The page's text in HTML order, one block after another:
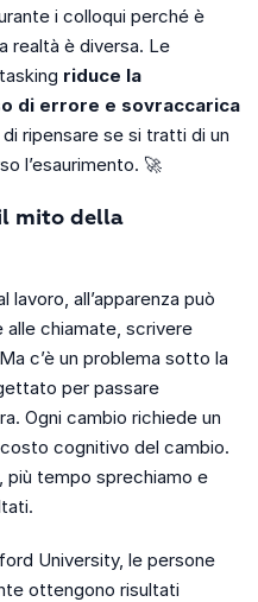
i colloqui perché è
realtà è diversa. Le
riduce la
di errore e sovraccarica
ripensare se si tratti di un
l’esaurimento. 🚀
mito della
all’apparenza può
chiamate, scrivere
c’è un problema sotto la
per passare
Ogni cambio richiede un
cognitivo del cambio.
più tempo sprechiamo e
University, le persone
ottengono risultati